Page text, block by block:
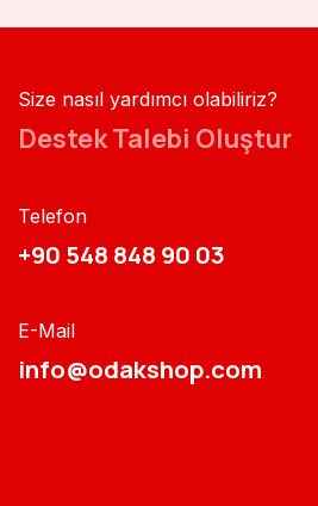
Size nasıl yardımcı olabiliriz?
Destek Talebi Oluştur
Telefon
+90 548 848 90 03​​
E-Mail
info@odakshop.com​